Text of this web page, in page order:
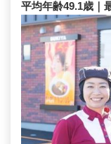
平均年齢49.1歳｜